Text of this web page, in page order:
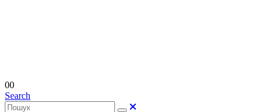
00
Search